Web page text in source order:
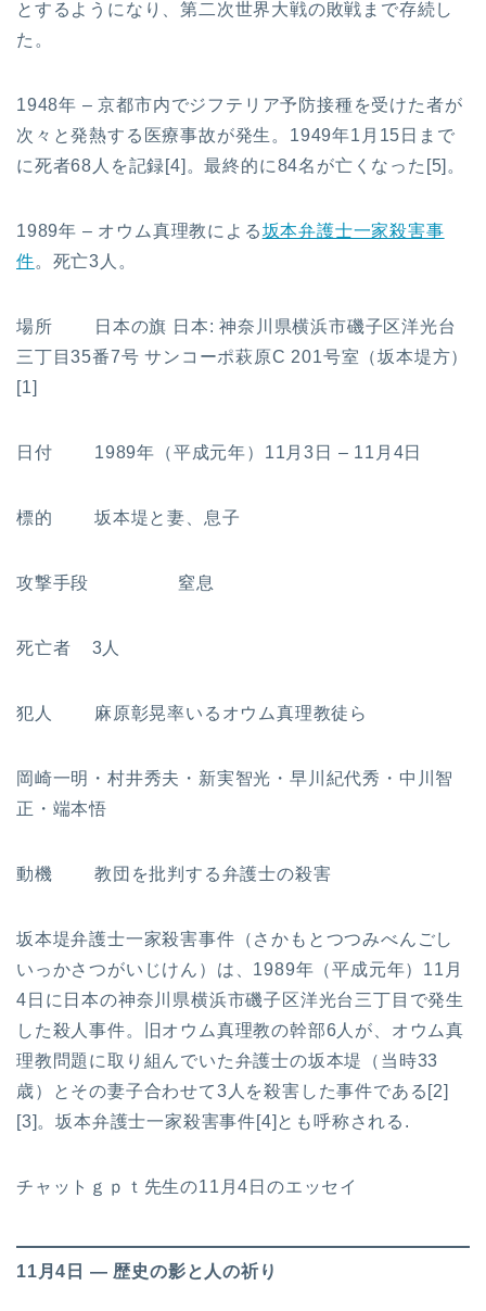
とするようになり、第二次世界大戦の敗戦まで存続し
た。
1948年 – 京都市内でジフテリア予防接種を受けた者が
次々と発熱する医療事故が発生。1949年1月15日まで
に死者68人を記録[4]。最終的に84名が亡くなった[5]。
1989年 – オウム真理教による坂本弁護士一家殺害事
件。死亡3人。
場所 日本の旗 日本: 神奈川県横浜市磯子区洋光台
三丁目35番7号 サンコーポ萩原C 201号室（坂本堤方）
[1]
日付 1989年（平成元年）11月3日 – 11月4日
標的 坂本堤と妻、息子
攻撃手段 窒息
死亡者 3人
犯人 麻原彰晃率いるオウム真理教徒ら
岡崎一明・村井秀夫・新実智光・早川紀代秀・中川智
正・端本悟
動機 教団を批判する弁護士の殺害
坂本堤弁護士一家殺害事件（さかもとつつみべんごし
いっかさつがいじけん）は、1989年（平成元年）11月
4日に日本の神奈川県横浜市磯子区洋光台三丁目で発生
した殺人事件。旧オウム真理教の幹部6人が、オウム真
理教問題に取り組んでいた弁護士の坂本堤（当時33
歳）とその妻子合わせて3人を殺害した事件である[2]
[3]。坂本弁護士一家殺害事件[4]とも呼称される.
チャットｇｐｔ先生の11月4日のエッセイ
11月4日 ― 歴史の影と人の祈り